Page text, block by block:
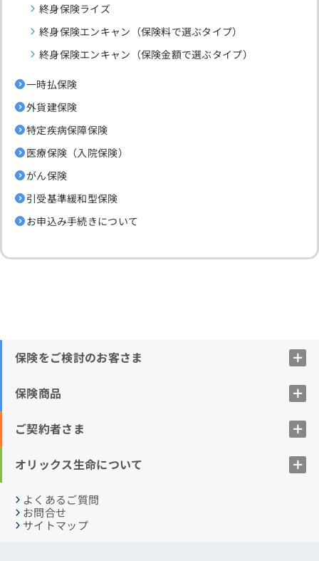
終身保険ライズ
終身保険エンキャン（保険料で選ぶタイプ）
終身保険エンキャン（保険金額で選ぶタイプ）
一時払保険
外貨建保険
特定疾病保障保険
医療保険（入院保険）
がん保険
引受基準緩和型保険
お申込み手続きについて
保険をご検討のお客さま
保険商品
ご契約者さま
オリックス生命について
よくあるご質問
お問合せ
サイトマップ